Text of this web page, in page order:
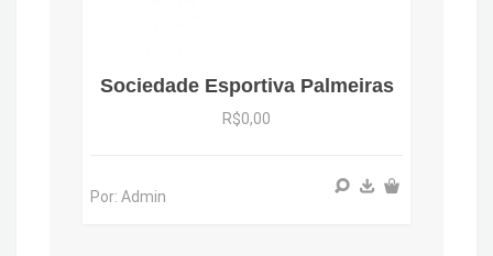
Sociedade Esportiva Palmeiras
R$0,00
Por: Admin